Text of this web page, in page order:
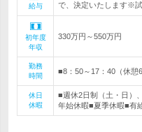
給与
で、決定いたします※
初年度
年収
330万円～550万円
勤務
時間
■8：50～17：40（休
休日
休暇
■週休2日制（土・日
年始休暇■夏季休暇■有